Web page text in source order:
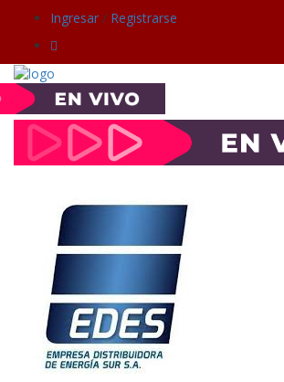
Ingresar / Registrarse